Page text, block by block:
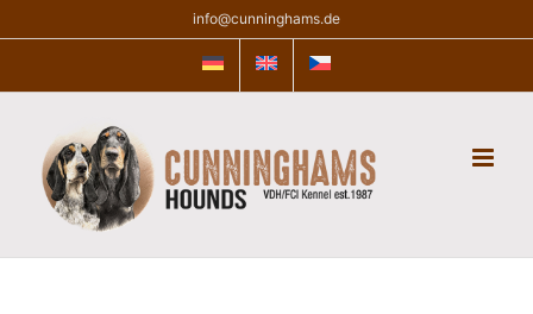
info@cunninghams.de